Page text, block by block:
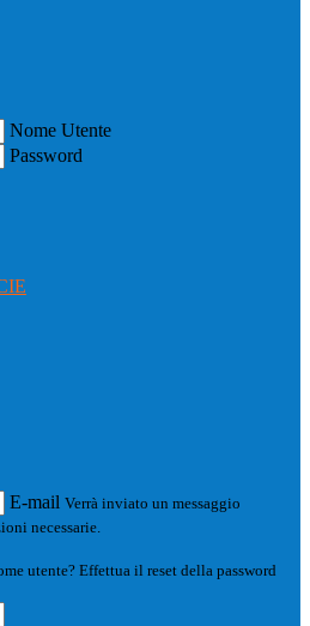
Nome Utente
Password
E-mail Verrà inviato un messaggio
necessarie.
utente? Effettua il reset della password